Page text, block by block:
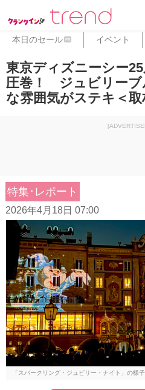
本日のセール PR イベント
東京ディズニーシー
圧巻！ ジュビリーブ
な雰囲気がステキ＜取
特集･レポート
2026年4月18日 07:00
「スパークリング・ジュビリー・ナイト」の様